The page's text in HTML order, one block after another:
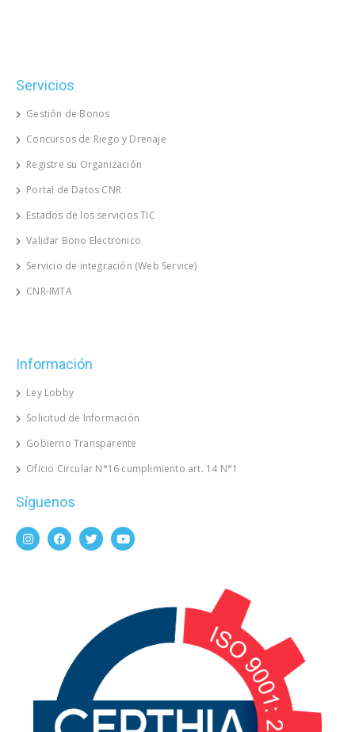
Servicios
Gestión de Bonos
Concursos de Riego y Drenaje
Registre su Organización
Portal de Datos CNR
Estados de los servicios TIC
Validar Bono Electronico
Servicio de integración (Web Service)
CNR-IMTA
Información
Ley Lobby
Solicitud de Información
Gobierno Transparente
Oficio Circular N°16 cumplimiento art. 14 N°1
Síguenos